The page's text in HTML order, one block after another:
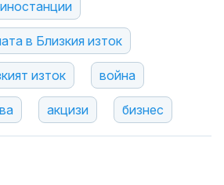
в Близкия изток
изток война
акцизи бизнес